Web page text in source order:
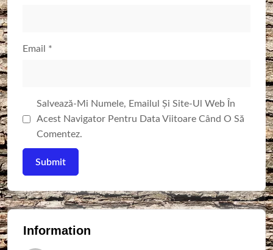
Email *
Salvează-Mi Numele, Emailul Și Site-Ul Web În
Acest Navigator Pentru Data Viitoare Când O Să
Comentez.
Information